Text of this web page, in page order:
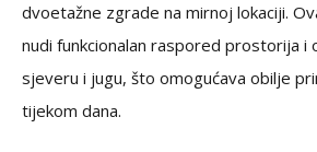
dvoetažne zgrade na mirnoj lokaciji.
nudi funkcionalan raspored prostorija i
sjeveru i jugu, što omogućava obilje
tijekom dana.